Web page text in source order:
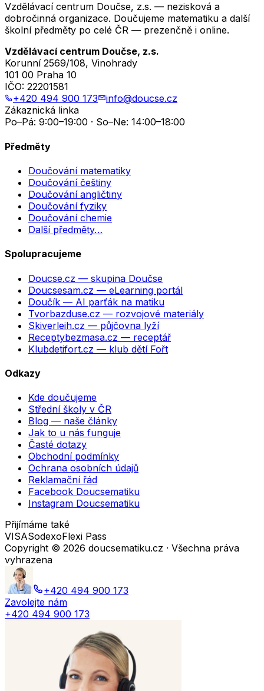
Vzdělávací centrum Doučse, z.s. — nezisková a
dobročinná organizace. Doučujeme matematiku a další
školní předměty po celé ČR — prezenčně i online.
Vzdělávací centrum Doučse, z.s.
Korunní 2569/108, Vinohrady
101 00 Praha 10
IČO: 22201581
+420 494 900 173
info@doucse.cz
Zákaznická linka
Po–Pá: 9:00–19:00 · So–Ne: 14:00–18:00
Předměty
Doučování matematiky
Doučování češtiny
Doučování angličtiny
Doučování fyziky
Doučování chemie
Další předměty…
Spolupracujeme
Doucse.cz — skupina Doučse
Doucsesam.cz — eLearning portál
Doučík — AI parťák na matiku
Tvorbazduse.cz — rozvojové materiály
Skiverleih.cz — půjčovna lyží
Receptybezmasa.cz — receptář
Klubdetifort.cz — klub dětí Fořt
Odkazy
Kde doučujeme
Střední školy v ČR
Blog — naše články
Jak to u nás funguje
Časté dotazy
Obchodní podmínky
Ochrana osobních údajů
Reklamační řád
Facebook Doucsematiku
Instagram Doucsematiku
Přijímáme také
VISASodexoFlexi Pass
Copyright © 2026 doucsematiku.cz · Všechna práva
vyhrazena
+420 494 900 173
Zavolejte nám
+420 494 900 173